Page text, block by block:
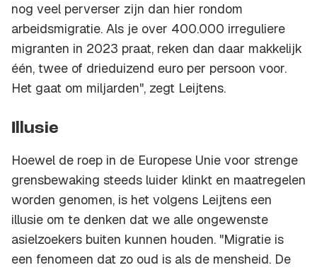
nog veel perverser zijn dan hier rondom
arbeidsmigratie. Als je over 400.000 irreguliere
migranten in 2023 praat, reken dan daar makkelijk
één, twee of drieduizend euro per persoon voor.
Het gaat om miljarden", zegt Leijtens.
Illusie
Hoewel de roep in de Europese Unie voor strenge
grensbewaking steeds luider klinkt en maatregelen
worden genomen, is het volgens Leijtens een
illusie om te denken dat we alle ongewenste
asielzoekers buiten kunnen houden. "Migratie is
een fenomeen dat zo oud is als de mensheid. De